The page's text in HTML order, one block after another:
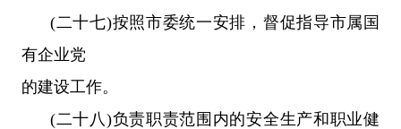
(二十七)按照市委统一安排，督促指导市属国
有企业党
的建设工作。
(二十八)负责职责范围内的安全生产和职业健